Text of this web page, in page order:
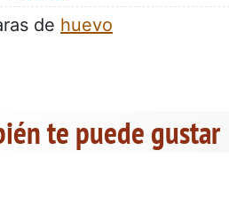
de huevo
te puede gustar